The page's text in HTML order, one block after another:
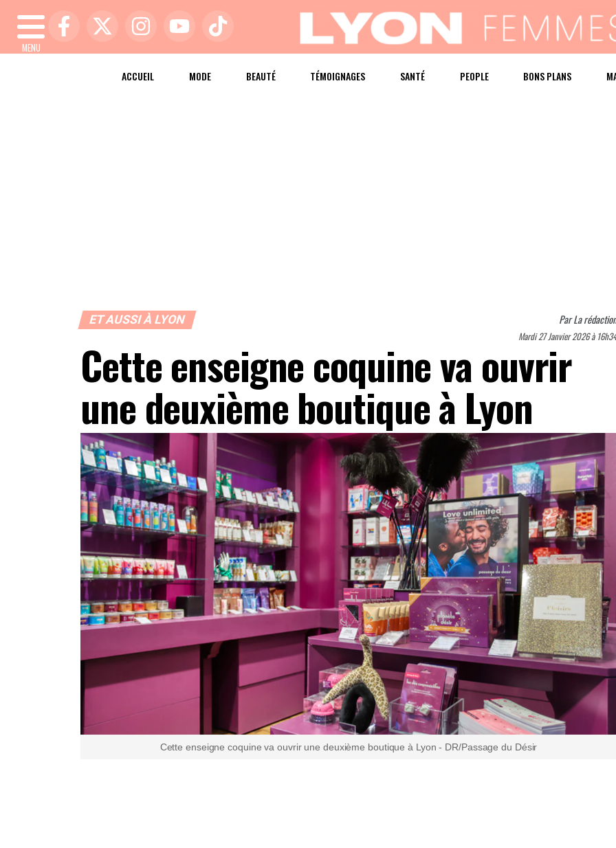
MENU
ACCUEIL MODE BEAUTÉ TÉMOIGNAGES SANTÉ PEOPLE BONS PLANS
ET AUSSI À LYON ParLa rédaction
Mardi 27 Janvier 2026 à 16h34
Cette enseigne coquine va ouvrir
une deuxième boutique à Lyon
Cette enseigne coquine va ouvrir une deuxième boutique à Lyon - DR/Passage du Désir